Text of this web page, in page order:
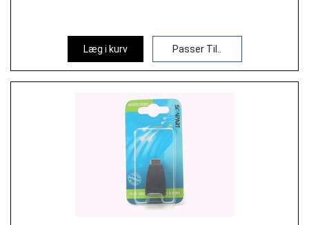
Læg i kurv Passer Til..